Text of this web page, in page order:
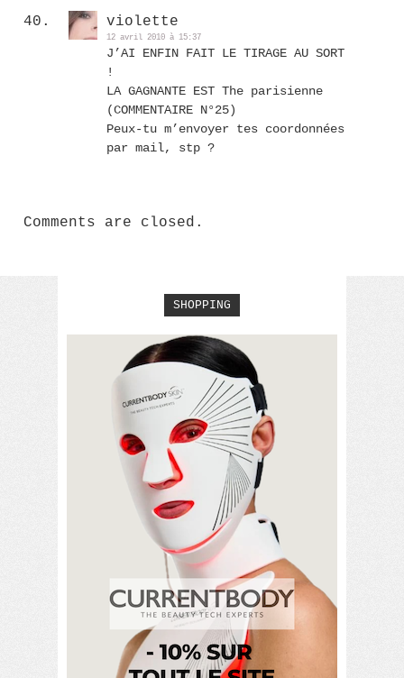
violette
12 avril 2010 à 15:37
J’AI ENFIN FAIT LE TIRAGE AU SORT
!
LA GAGNANTE EST The parisienne
(COMMENTAIRE N°25)
Peux-tu m’envoyer tes coordonnées
par mail, stp ?
Comments are closed.
SHOPPING